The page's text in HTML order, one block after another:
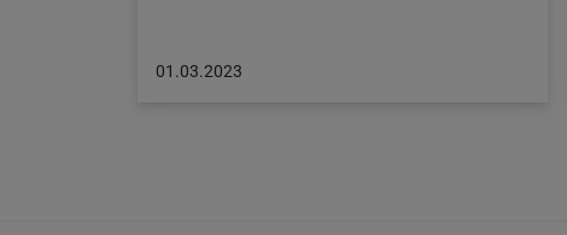
Beitrag
01.03.2023